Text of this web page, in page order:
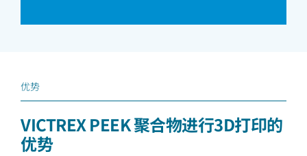
优势
VICTREX PEEK 聚合物进行3D打印的
优势